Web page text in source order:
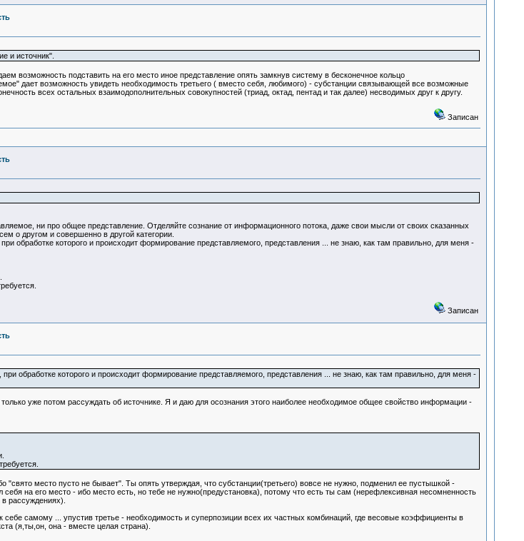
и источник".
возможность подставить на его место иное представление опять замкнув систему в бесконечное кольцо
дает возможность увидеть необходимость третьего ( вместо себя, любимого) - субстанции связывающей все возможные
всех остальных взаимодополнительных совокупностей (триад, октад, пентад и так далее) несводимых друг к другу.
Записан
ни про общее представление. Отделяйте сознание от информационного потока, даже свои мысли от своих сказанных
о другом и совершенно в другой категории.
обработке которого и происходит формирование представляемого, представления ... не знаю, как там правильно, для меня -
Записан
обработке которого и происходит формирование представляемого, представления ... не знаю, как там правильно, для меня -
уже потом рассуждать об источнике. Я и даю для осознания этого наиболее необходимое общее свойство информации -
"свято место пусто не бывает". Ты опять утверждая, что субстанции(третьего) вовсе не нужно, подменил ее пустышкой -
на его место - ибо место есть, но тебе не нужно(предустановка), потому что есть ты сам (нерефлексивная несомненность
рассуждениях).
самому ... упустив третье - необходимость и суперпозиции всех их частных комбинаций, где весовые коэффициенты в
(я,ты,он, она - вместе целая страна).